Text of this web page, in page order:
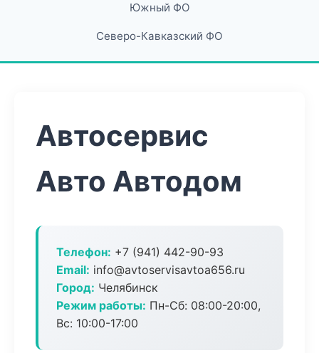
Южный ФО
Северо-Кавказский ФО
Автосервис
Авто Автодом
Телефон: +7 (941) 442-90-93
Email: info@avtoservisavtoa656.ru
Город: Челябинск
Режим работы: Пн-Сб: 08:00-20:00,
Вс: 10:00-17:00